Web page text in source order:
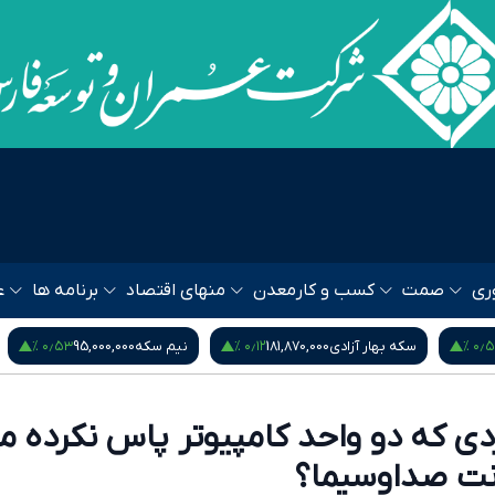
صمت کسب و کار معدن منهای اقتصاد برنامه ها
نیم سکه95,000,000۰٫۵۳ % ربع سکه53,000,000۰٫۹۵ % یورو
که دو واحد کامپیوتر پاس نکرده
صداوسیما؟